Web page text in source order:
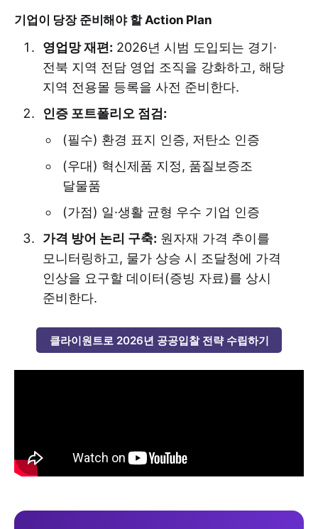
기업이 당장 준비해야 할 Action Plan
영업망 재편: 2026년 시범 도입되는 경기·
전북 지역 전담 영업 조직을 강화하고, 해당
지역 전용몰 등록을 사전 준비한다.
인증 포트폴리오 점검:
(필수) 환경 표지 인증, 저탄소 인증
(우대) 혁신제품 지정, 품질보증조
달물품
(가점) 일·생활 균형 우수 기업 인증
가격 방어 논리 구축: 원자재 가격 추이를
모니터링하고, 물가 상승 시 조달청에 가격
인상을 요구할 데이터(증빙 자료)를 상시
준비한다.
클라이원트로 2026년 공공입찰 전략 수립하기